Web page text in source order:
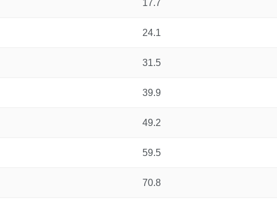
17.7
24.1
31.5
39.9
49.2
59.5
70.8